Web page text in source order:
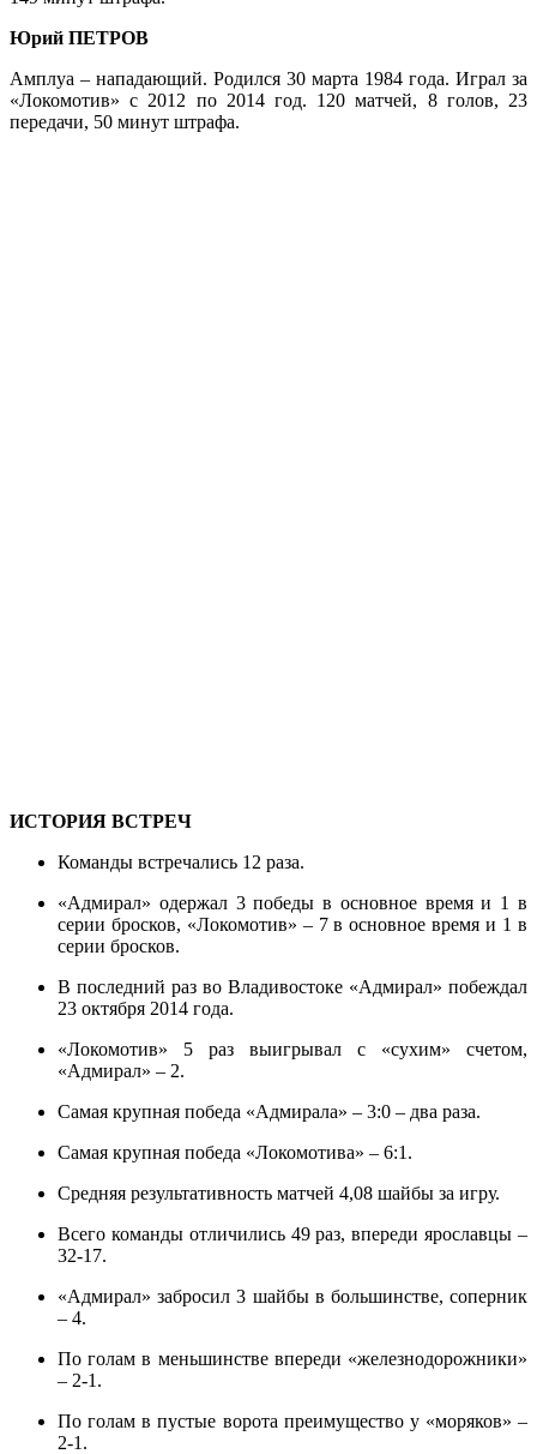
Юрий ПЕТРОВ
Амплуа – нападающий. Родился 30 марта 1984 года. Играл за
«Локомотив» с 2012 по 2014 год. 120 матчей, 8 голов, 23
передачи, 50 минут штрафа.
ИСТОРИЯ ВСТРЕЧ
Команды встречались 12 раза.
«Адмирал» одержал 3 победы в основное время и 1 в
серии бросков, «Локомотив» – 7 в основное время и 1 в
серии бросков.
В последний раз во Владивостоке «Адмирал» побеждал
23 октября 2014 года.
«Локомотив» 5 раз выигрывал с «сухим» счетом,
«Адмирал» – 2.
Самая крупная победа «Адмирала» – 3:0 – два раза.
Самая крупная победа «Локомотива» – 6:1.
Средняя результативность матчей 4,08 шайбы за игру.
Всего команды отличились 49 раз, впереди ярославцы –
32-17.
«Адмирал» забросил 3 шайбы в большинстве, соперник
– 4.
По голам в меньшинстве впереди «железнодорожники»
– 2-1.
По голам в пустые ворота преимущество у «моряков» –
2-1.